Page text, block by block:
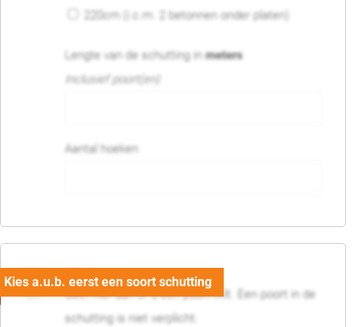
220cm (i.c.m. 2 betonnen onder platen)
Lengte van de schutting inmeters
Inclusief poort(en)
Aantal hoeken
05. Poort
Geef hier aan of u een poort wilt. Een poort in de
schutting is niet verplicht.